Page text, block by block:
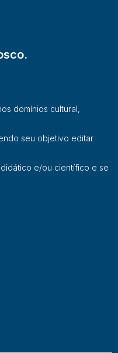
domínios cultural,
seu objetivo editar
e/ou científico e se